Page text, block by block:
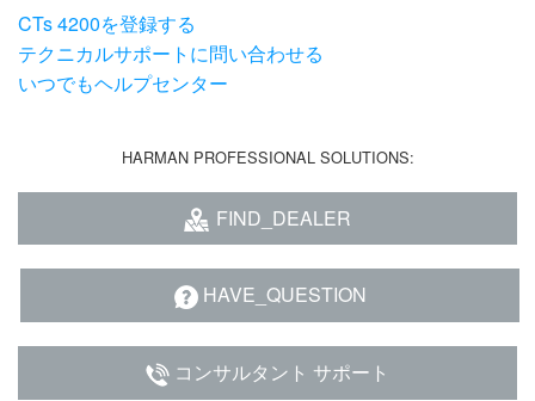
CTs 4200を登録する
テクニカルサポートに問い合わせる
いつでもヘルプセンター
HARMAN PROFESSIONAL SOLUTIONS:
FIND_DEALER
HAVE_QUESTION
コンサルタント サポート